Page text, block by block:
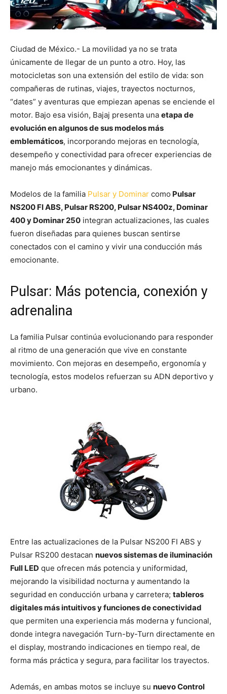
Ciudad de México.- La movilidad ya no se trata
únicamente de llegar de un punto a otro. Hoy, las
motocicletas son una extensión del estilo de vida: son
compañeras de rutinas, viajes, trayectos nocturnos,
“dates” y aventuras que empiezan apenas se enciende el
motor. Bajo esa visión, Bajaj presenta una etapa de
evolución en algunos de sus modelos más
emblemáticos, incorporando mejoras en tecnología,
desempeño y conectividad para ofrecer experiencias de
manejo más emocionantes y dinámicas.
Modelos de la familia Pulsar y Dominar como Pulsar
NS200 FI ABS, Pulsar RS200, Pulsar NS400z, Dominar
400 y Dominar 250 integran actualizaciones, las cuales
fueron diseñadas para quienes buscan sentirse
conectados con el camino y vivir una conducción más
emocionante.
Pulsar: Más potencia, conexión y
adrenalina
La familia Pulsar continúa evolucionando para responder
al ritmo de una generación que vive en constante
movimiento. Con mejoras en desempeño, ergonomía y
tecnología, estos modelos refuerzan su ADN deportivo y
urbano.
Entre las actualizaciones de la Pulsar NS200 FI ABS y
Pulsar RS200 destacan nuevos sistemas de iluminación
Full LED que ofrecen más potencia y uniformidad,
mejorando la visibilidad nocturna y aumentando la
seguridad en conducción urbana y carretera; tableros
digitales más intuitivos y funciones de conectividad
que permiten una experiencia más moderna y funcional,
donde integra navegación Turn-by-Turn directamente en
el display, mostrando indicaciones en tiempo real, de
forma más práctica y segura, para facilitar los trayectos.
Además, en ambas motos se incluye su nuevo Control